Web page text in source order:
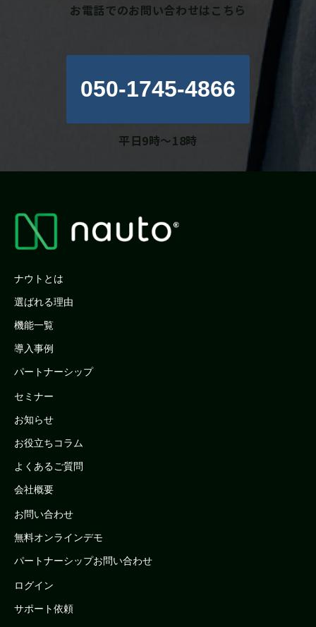
お電話でのお問い合わせはこちら
050-1745-4866
平日9時～18時
ナウトとは
選ばれる理由
機能一覧
導入事例
パートナーシップ
セミナー
お知らせ
お役立ちコラム
よくあるご質問
会社概要
お問い合わせ
無料オンラインデモ
パートナーシップお問い合わせ
ログイン
サポート依頼